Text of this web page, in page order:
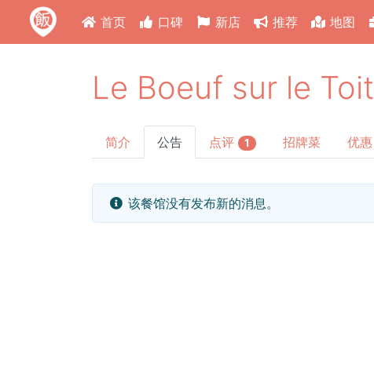
首页 口碑 新店 推荐 地图
Le Boeuf sur le Toit
简介 公告 点评 1 招牌菜 优惠
该餐馆没有发布新的消息。